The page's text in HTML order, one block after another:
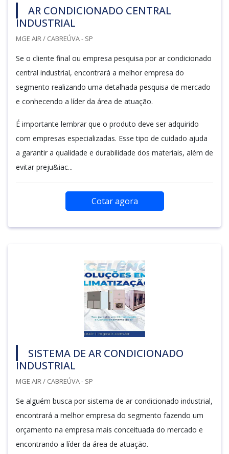
AR CONDICIONADO CENTRAL
INDUSTRIAL
MGE AIR / CABREÚVA - SP
Se o cliente final ou empresa pesquisa por ar condicionado
central industrial, encontrará a melhor empresa do
segmento realizando uma detalhada pesquisa de mercado
e conhecendo a líder da área de atuação.
É importante lembrar que o produto deve ser adquirido
com empresas especializadas. Esse tipo de cuidado ajuda
a garantir a qualidade e durabilidade dos materiais, além de
evitar preju&iac...
Cotar agora
SISTEMA DE AR CONDICIONADO
INDUSTRIAL
MGE AIR / CABREÚVA - SP
Se alguém busca por sistema de ar condicionado industrial,
encontrará a melhor empresa do segmento fazendo um
orçamento na empresa mais conceituada do mercado e
encontrando a líder da área de atuação.